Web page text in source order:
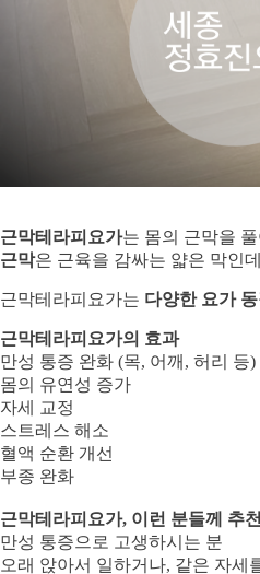
근막테라피요가는 몸의 근막을
근막은 근육을 감싸는 얇은 막인
근막테라피요가는 다양한 요가
근막테라피요가의 효과
만성 통증 완화 (목, 어깨, 허리 등)
몸의 유연성 증가
자세 교정
스트레스 해소
혈액 순환 개선
부종 완화
근막테라피요가, 이런 분들께 추
만성 통증으로 고생하시는 분
오래 앉아서 일하거나, 같은 자세